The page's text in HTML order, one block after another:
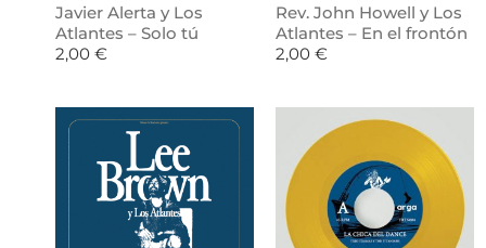
Javier Alerta y Los
Atlantes – Solo tú
2,00 €
Rev. John Howell y Los
Atlantes – En el frontón
2,00 €